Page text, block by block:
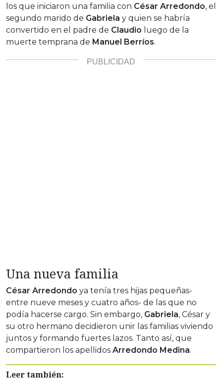
los que iniciaron una familia con César Arredondo, el
segundo marido de Gabriela y quien se habría
convertido en el padre de Claudio luego de la
muerte temprana de Manuel Berríos.
Una nueva familia
César Arredondo ya tenía tres hijas pequeñas-
entre nueve meses y cuatro años- de las que no
podía hacerse cargo. Sin embargo, Gabriela, César y
su otro hermano decidieron unir las familias viviendo
juntos y formando fuertes lazos. Tanto así, que
compartieron los apellidos Arredondo Medina.
Leer también: